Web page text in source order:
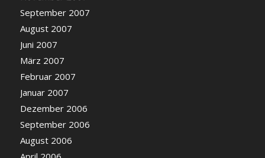
September 2007
August 2007
Juni 2007
März 2007
Februar 2007
Januar 2007
Dezember 2006
September 2006
August 2006